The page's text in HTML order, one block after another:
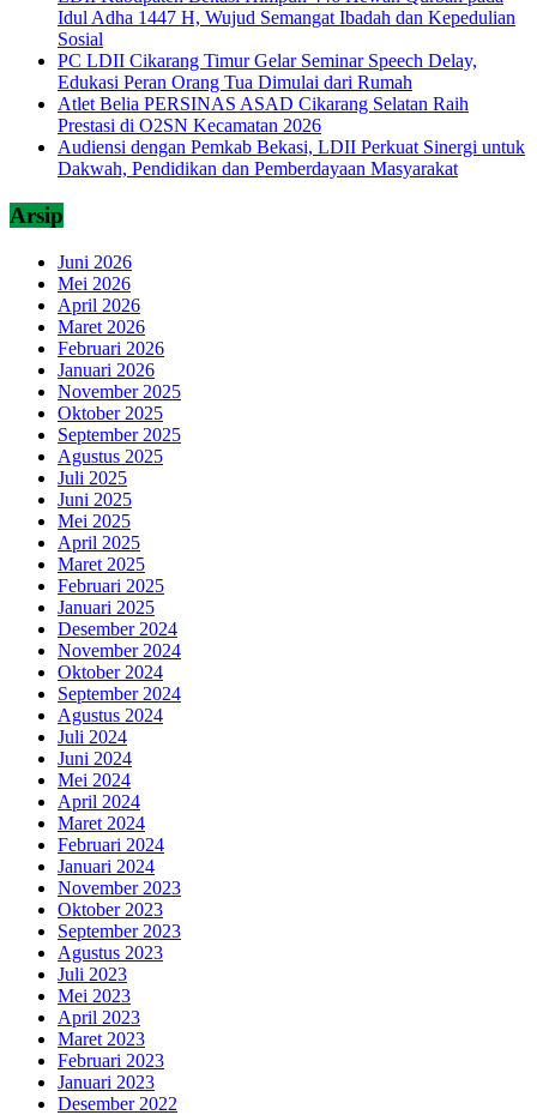
Idul Adha 1447 H, Wujud Semangat Ibadah dan Kepedulian
Sosial
PC LDII Cikarang Timur Gelar Seminar Speech Delay,
Edukasi Peran Orang Tua Dimulai dari Rumah
Atlet Belia PERSINAS ASAD Cikarang Selatan Raih
Prestasi di O2SN Kecamatan 2026
Audiensi dengan Pemkab Bekasi, LDII Perkuat Sinergi untuk
Dakwah, Pendidikan dan Pemberdayaan Masyarakat
Arsip
Juni 2026
Mei 2026
April 2026
Maret 2026
Februari 2026
Januari 2026
November 2025
Oktober 2025
September 2025
Agustus 2025
Juli 2025
Juni 2025
Mei 2025
April 2025
Maret 2025
Februari 2025
Januari 2025
Desember 2024
November 2024
Oktober 2024
September 2024
Agustus 2024
Juli 2024
Juni 2024
Mei 2024
April 2024
Maret 2024
Februari 2024
Januari 2024
November 2023
Oktober 2023
September 2023
Agustus 2023
Juli 2023
Mei 2023
April 2023
Maret 2023
Februari 2023
Januari 2023
Desember 2022